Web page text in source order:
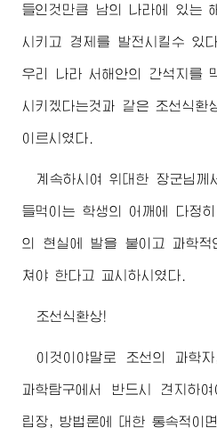
들인것만큼 남의 나라에 있는
시키고 경제를 발전시킬수 있
우리 나라 서해안의 간석지를
시키겠다는것과 같은 조선식환
이르시였다.
계속하시여위대한 장군님께
들먹이는 학생의 어깨에 다정
의 현실에 발을 붙이고 과학
쳐야 한다고 교시하시였다.
조선식환상!
이것이야말로 조선의 과학
과학탐구에서 반드시 견지하
립장, 방법론에 대한 통속적이